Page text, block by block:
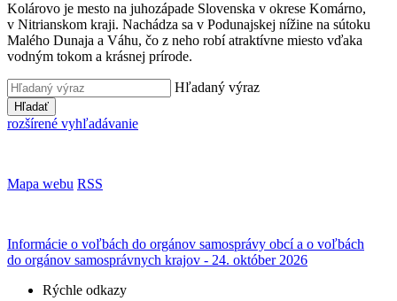
Kolárovo je mesto na juhozápade Slovenska v okrese Komárno,
v Nitrianskom kraji. Nachádza sa v Podunajskej nížine na sútoku
Malého Dunaja a Váhu, čo z neho robí atraktívne miesto vďaka
vodným tokom a krásnej prírode.
Hľadaný výraz
Hľadať
rozšírené vyhľadávanie
Mapa webu RSS
Informácie o voľbách do orgánov samosprávy obcí a o voľbách
do orgánov samosprávnych krajov - 24. október 2026
Rýchle odkazy